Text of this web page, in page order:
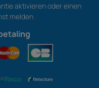
aktivieren oder einen
melden